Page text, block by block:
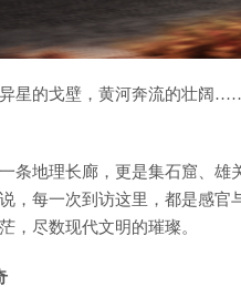
星的戈壁，黄河奔流的壮阔
条地理长廊，更是集石窟、雄
，每一次到访这里，都是感官
，尽数现代文明的璀璨。